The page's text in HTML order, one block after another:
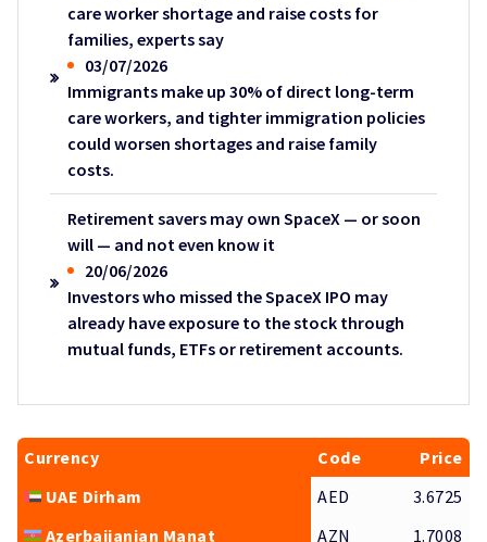
care worker shortage and raise costs for
families, experts say
03/07/2026
Immigrants make up 30% of direct long-term
care workers, and tighter immigration policies
could worsen shortages and raise family
costs.
Retirement savers may own SpaceX — or soon
will — and not even know it
20/06/2026
Investors who missed the SpaceX IPO may
already have exposure to the stock through
mutual funds, ETFs or retirement accounts.
Currency Code
Price
UAE Dirham
AED
3.6725
Azerbaijanian Manat
AZN
1.7008